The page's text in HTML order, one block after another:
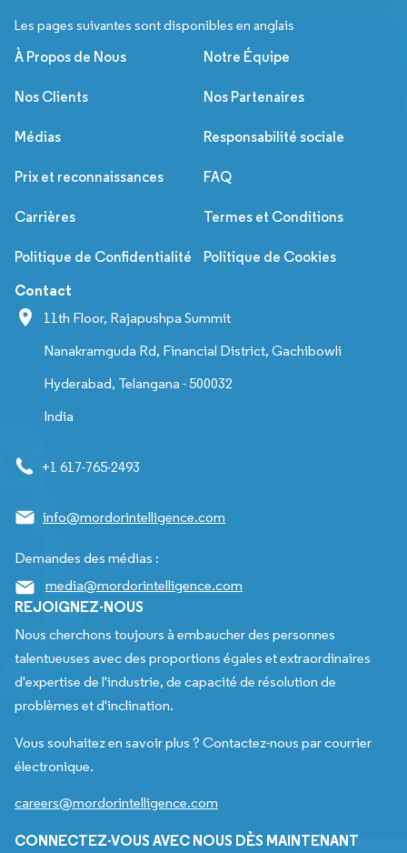
Les pages suivantes sont disponibles en anglais
À Propos de Nous Notre Équipe
Nos Clients Nos Partenaires
Médias Responsabilité sociale
Prix et reconnaissances FAQ
Carrières Termes et Conditions
Politique de Confidentialité Politique de Cookies
Contact
11th Floor, Rajapushpa Summit
Nanakramguda Rd, Financial District, Gachibowli
Hyderabad, Telangana - 500032
India
+1 617-765-2493
info@mordorintelligence.com
Demandes des médias :
media@mordorintelligence.com
REJOIGNEZ-NOUS
Nous cherchons toujours à embaucher des personnes
talentueuses avec des proportions égales et extraordinaires
d'expertise de l'industrie, de capacité de résolution de
problèmes et d'inclination.
Vous souhaitez en savoir plus ? Contactez-nous par courrier
électronique.
careers@mordorintelligence.com
CONNECTEZ-VOUS AVEC NOUS DÈS MAINTENANT